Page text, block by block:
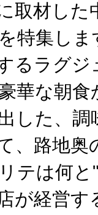
取材した
特集しま
るラグ
華な朝
した、
、路地
テは何
が経営